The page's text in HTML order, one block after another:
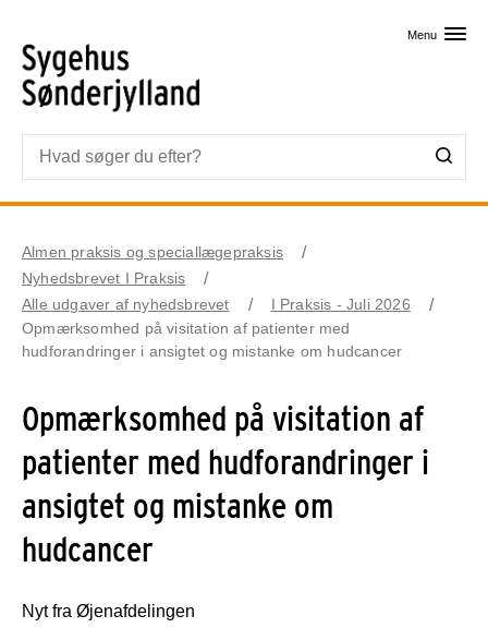
Menu
Almen praksis og speciallægepraksis
Nyhedsbrevet I Praksis
Alle udgaver af nyhedsbrevet
I Praksis - Juli 2026
Opmærksomhed på visitation af patienter med
hudforandringer i ansigtet og mistanke om hudcancer
Opmærksomhed på visitation af
patienter med hudforandringer i
ansigtet og mistanke om
hudcancer
Nyt fra Øjenafdelingen